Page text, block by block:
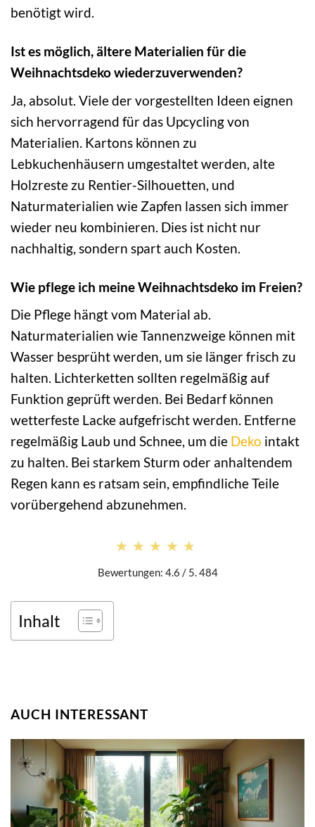
benötigt wird.
Ist es möglich, ältere Materialien für die
Weihnachtsdeko wiederzuverwenden?
Ja, absolut. Viele der vorgestellten Ideen eignen
sich hervorragend für das Upcycling von
Materialien. Kartons können zu
Lebkuchenhäusern umgestaltet werden, alte
Holzreste zu Rentier-Silhouetten, und
Naturmaterialien wie Zapfen lassen sich immer
wieder neu kombinieren. Dies ist nicht nur
nachhaltig, sondern spart auch Kosten.
Wie pflege ich meine Weihnachtsdeko im Freien?
Die Pflege hängt vom Material ab.
Naturmaterialien wie Tannenzweige können mit
Wasser besprüht werden, um sie länger frisch zu
halten. Lichterketten sollten regelmäßig auf
Funktion geprüft werden. Bei Bedarf können
wetterfeste Lacke aufgefrischt werden. Entferne
regelmäßig Laub und Schnee, um die Deko intakt
zu halten. Bei starkem Sturm oder anhaltendem
Regen kann es ratsam sein, empfindliche Teile
vorübergehend abzunehmen.
★★★★★
★★★★★
Bewertungen: 4.6 / 5. 484
Inhalt
AUCH INTERESSANT